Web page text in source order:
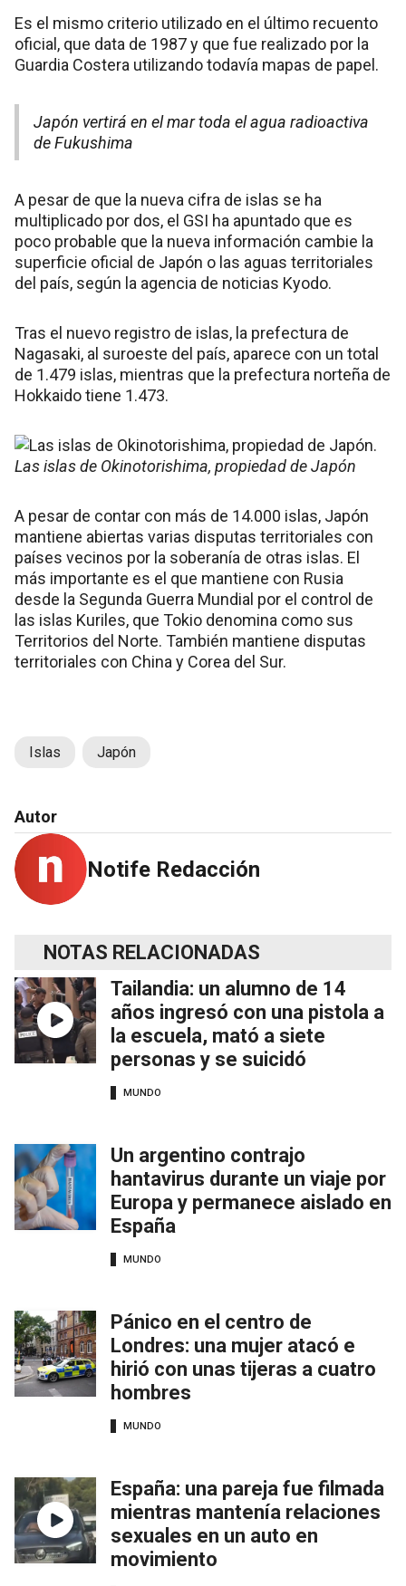
Es el mismo criterio utilizado en el último recuento
oficial, que data de 1987 y que fue realizado por la
Guardia Costera utilizando todavía mapas de papel.
Japón vertirá en el mar toda el agua radioactiva
de Fukushima
A pesar de que la nueva cifra de islas se ha
multiplicado por dos, el GSI ha apuntado que es
poco probable que la nueva información cambie la
superficie oficial de Japón o las aguas territoriales
del país, según la agencia de noticias Kyodo.
Tras el nuevo registro de islas, la prefectura de
Nagasaki, al suroeste del país, aparece con un total
de 1.479 islas, mientras que la prefectura norteña de
Hokkaido tiene 1.473.
Las islas de Okinotorishima, propiedad de Japón
A pesar de contar con más de 14.000 islas, Japón
mantiene abiertas varias disputas territoriales con
países vecinos por la soberanía de otras islas. El
más importante es el que mantiene con Rusia
desde la Segunda Guerra Mundial por el control de
las islas Kuriles, que Tokio denomina como sus
Territorios del Norte. También mantiene disputas
territoriales con China y Corea del Sur.
Islas Japón
Autor
Notife Redacción
NOTAS RELACIONADAS
Tailandia: un alumno de 14
años ingresó con una pistola a
la escuela, mató a siete
personas y se suicidó
MUNDO
Un argentino contrajo
hantavirus durante un viaje por
Europa y permanece aislado en
España
MUNDO
Pánico en el centro de
Londres: una mujer atacó e
hirió con unas tijeras a cuatro
hombres
MUNDO
España: una pareja fue filmada
mientras mantenía relaciones
sexuales en un auto en
movimiento